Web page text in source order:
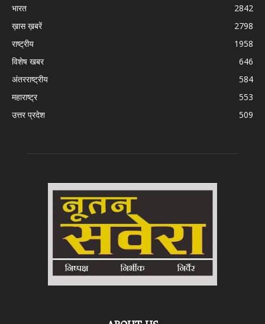
भारत
2842
ख़ास ख़बरें
2798
राष्ट्रीय
1958
विशेष खबर
646
अंतरराष्ट्रीय
584
महाराष्ट्र
553
उत्तर प्रदेश
509